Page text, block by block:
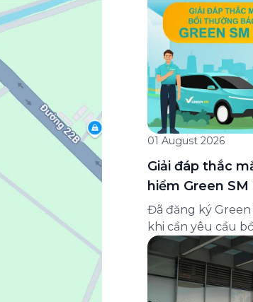
doanh nghiệp lớn
bảng xếp hạng
Nhân kỷ niệm 33
đến 8/8/2026),
01 August 2026
Giải đáp thắc
hiểm Green
và cách liên hệ
Đã đăng ký
khi cần yêu cầu
hồ sơ ra sao, hay
tìm ở đâu? Bài
câu hỏi thường
thường và hỗ trợ